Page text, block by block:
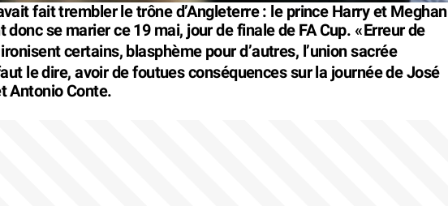
fait trembler le trône d’Angleterre : le prince Harry et Meghan
donc se marier ce 19 mai, jour de finale de FA Cup. «Erreur de
ironisent certains, blasphème pour d’autres, l’union sacrée
le dire, avoir de foutues conséquences sur la journée de José
Antonio Conte.